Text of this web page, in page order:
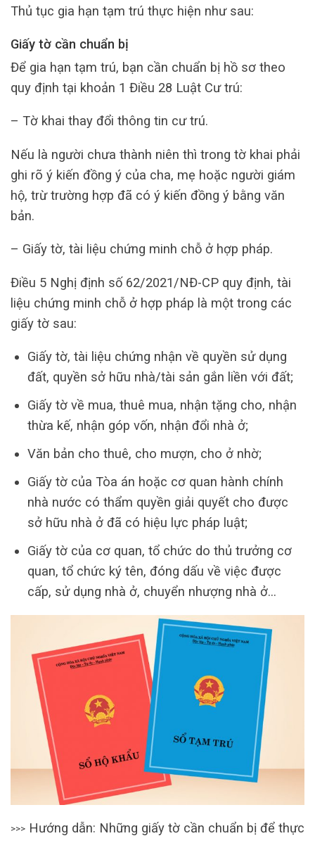
Thủ tục gia hạn tạm trú thực hiện như sau:
Giấy tờ cần chuẩn bị
Để gia hạn tạm trú, bạn cần chuẩn bị hồ sơ theo
quy định tại khoản 1 Điều 28 Luật Cư trú:
– Tờ khai thay đổi thông tin cư trú.
Nếu là người chưa thành niên thì trong tờ khai phải
ghi rõ ý kiến đồng ý của cha, mẹ hoặc người giám
hộ, trừ trường hợp đã có ý kiến đồng ý bằng văn
bản.
– Giấy tờ, tài liệu chứng minh chỗ ở hợp pháp.
Điều 5 Nghị định số 62/2021/NĐ-CP quy định, tài
liệu chứng minh chỗ ở hợp pháp là một trong các
giấy tờ sau:
Giấy tờ, tài liệu chứng nhận về quyền sử dụng
đất, quyền sở hữu nhà/tài sản gắn liền với đất;
Giấy tờ về mua, thuê mua, nhận tặng cho, nhận
thừa kế, nhận góp vốn, nhận đổi nhà ở;
Văn bản cho thuê, cho mượn, cho ở nhờ;
Giấy tờ của Tòa án hoặc cơ quan hành chính
nhà nước có thẩm quyền giải quyết cho được
sở hữu nhà ở đã có hiệu lực pháp luật;
Giấy tờ của cơ quan, tổ chức do thủ trưởng cơ
quan, tổ chức ký tên, đóng dấu về việc được
cấp, sử dụng nhà ở, chuyển nhượng nhà ở…
>>> Hướng dẫn: Những giấy tờ cần chuẩn bị để thực